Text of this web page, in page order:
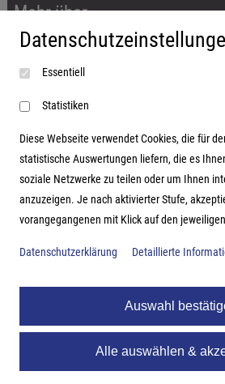
Mehr über...
Impressum
AGB
Datenschutzerklärung
Adresse
Hutter Trade GmbH + Co KG
Bgm.-Landmann-Platz 1-5
Essentiell
Statistiken
Diese Webseite verwendet Cookies, die für
statistische Auswertungen liefern, die es
soziale Netzwerke zu teilen oder um Ihnen
anzuzeigen. Je nach aktivierter Stufe,
vorangegangenen mit Klick auf den
Datenschutzerklärung Detaillierte
Auswahl
Alle auswählen &